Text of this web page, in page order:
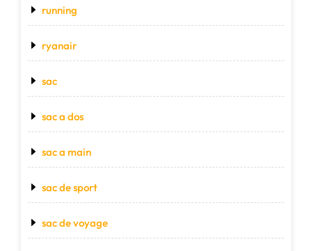
running
ryanair
sac
sac a dos
sac a main
sac de sport
sac de voyage